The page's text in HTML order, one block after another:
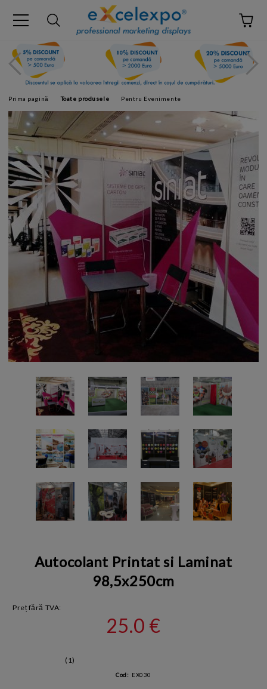
Prima pagină Toate produsele Pentru Evenimente
Autocolant Printat si Laminat
98,5x250cm
Preț fără TVA:
25.0 €
(1)
Cod: EX030